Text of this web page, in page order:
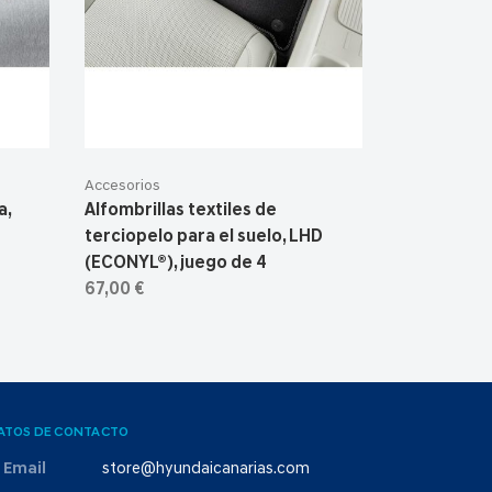
Accesorios
Alfombrillas textiles de
terciopelo para el suelo, LHD
(ECONYL®), juego de 4
67,00 €
DE CONTACTO
Email store@hyundaicanarias.com